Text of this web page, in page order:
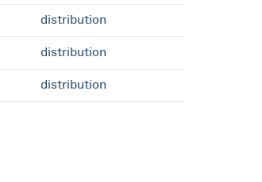
distribution
distribution
distribution